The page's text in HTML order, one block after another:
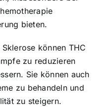
bieten.
können THC
zu reduzieren
Sie können auch
zu behandeln und
zu steigern.